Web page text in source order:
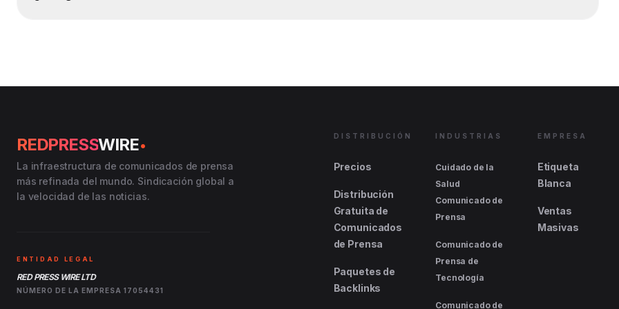
REDPRESSWIRE.
La infraestructura de comunicados de prensa
más refinada del mundo. Sindicación global a
la velocidad de las noticias.
ENTIDAD LEGAL
RED PRESS WIRE LTD
NÚMERO DE LA EMPRESA 17054431
DISTRIBUCIÓN
Precios
Distribución
Gratuita de
Comunicados
de Prensa
Paquetes de
Backlinks
INDUSTRIAS
Cuidado de la
Salud
Comunicado de
Prensa
Comunicado de
Prensa de
Tecnología
Comunicado de
EMPRESA
Etiqueta
Blanca
Ventas
Masivas